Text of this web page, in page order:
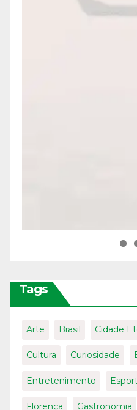
Tags
Arte Brasil Cidade
Cultura Curiosidade
Entretenimento
Florença Gastronomia